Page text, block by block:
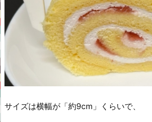
サイズは横幅が「約9cm」くらいで、